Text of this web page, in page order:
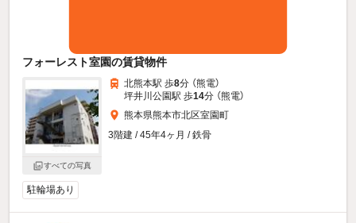
フォーレスト室園の賃貸物件
すべての写真
北熊本駅 歩8分 （熊電）
坪井川公園駅 歩14分 （熊電）
熊本県熊本市北区室園町
3階建 / 45年4ヶ月 / 鉄骨
駐輪場あり